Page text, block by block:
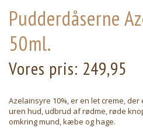
Pudderdåserne
50ml.
Vores pris: 249,95
Azelainsyre 10%, er en let creme,
uren hud, udbrud af rødme, røde
omkring mund, kæbe og hage.